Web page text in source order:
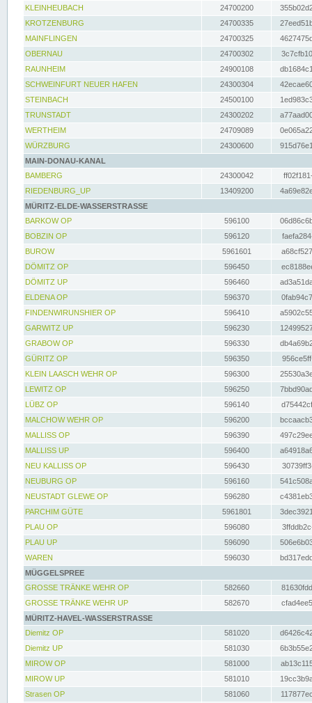
KLEINHEUBACH 24700200
KROTZENBURG
24700335
MAINFLINGEN
24700325
OBERNAU
24700302
RAUNHEIM
24900108
SCHWEINFURT NEUER HAFEN
24300304
STEINBACH
24500100
TRUNSTADT
24300202
WERTHEIM
24709089
WÜRZBURG
24300600
MAIN-DONAU-KANAL
BAMBERG
24300042
RIEDENBURG_UP
13409200
MÜRITZ-ELDE-WASSERSTRASSE
BARKOW OP
596100
BOBZIN OP
596120
BUROW
5961601
DÖMITZ OP
596450
DÖMITZ UP
596460
ELDENA OP
596370
FINDENWIRUNSHIER OP
596410
GARWITZ UP
596230
GRABOW OP
596330
GÜRITZ OP
596350
KLEIN LAASCH WEHR OP
596300
LEWITZ OP
596250
LÜBZ OP
596140
MALCHOW WEHR OP
596200
MALLISS OP
596390
MALLISS UP
596400
NEU KALLISS OP
596430
NEUBURG OP
596160
NEUSTADT GLEWE OP
596280
PARCHIM GÜTE
5961801
PLAU OP
596080
PLAU UP
596090
WAREN
596030
MÜGGELSPREE
GROSSE TRÄNKE WEHR OP
582660
GROSSE TRÄNKE WEHR UP
582670
MÜRITZ-HAVEL-WASSERSTRASSE
Diemitz OP
581020
Diemitz UP
581030
MIROW OP
581000
MIROW UP
581010
Strasen OP
581060